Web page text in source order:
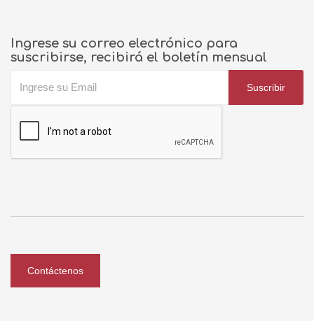
Ingrese su correo electrónico para
suscribirse, recibirá el boletín mensual
Suscribir
Contáctenos